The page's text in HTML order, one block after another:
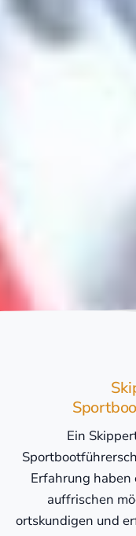
Ein
Erfahrung haben
auffrischen
ortskundigen und